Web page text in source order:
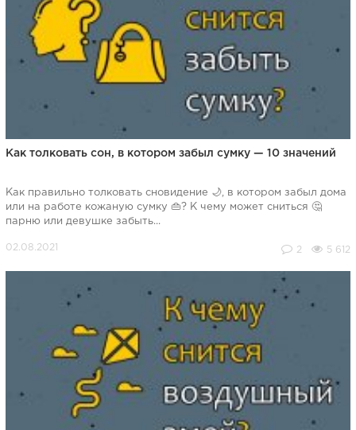
Как толковать сон, в котором забыл сумку — 10 значений
Как правильно толковать сновидение 🌙, в котором забыл дома
или на работе кожаную сумку 👜? К чему может сниться 🤔
парню или девушке забыть...
2 5 612